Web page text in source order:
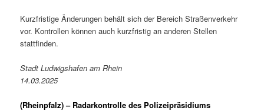
Kurzfristige Änderungen behält sich der Bereich Straßenverkehr
vor. Kontrollen können auch kurzfristig an anderen Stellen
stattfinden.
Stadt Ludwigshafen am Rhein
14.03.2025
(Rheinpfalz) – Radarkontrolle des Polizeipräsidiums